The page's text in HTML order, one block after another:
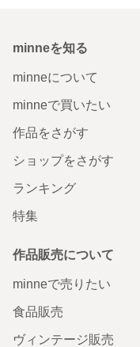
minneを知る
minneについて
minneで買いたい
作品をさがす
ショップをさがす
ランキング
特集
作品販売について
minneで売りたい
食品販売
ヴィンテージ販売